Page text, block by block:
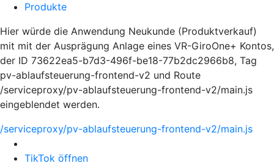
Produkte
Hier würde die Anwendung Neukunde (Produktverkauf)
mit mit der Ausprägung Anlage eines VR-GiroOne+ Kontos,
der ID 73622ea5-b7d3-496f-be18-77b2dc2966b8, Tag
pv-ablaufsteuerung-frontend-v2 und Route
/serviceproxy/pv-ablaufsteuerung-frontend-v2/main.js
eingeblendet werden.
/serviceproxy/pv-ablaufsteuerung-frontend-v2/main.js
TikTok öffnen